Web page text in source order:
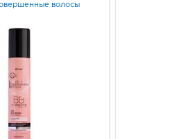
волосы